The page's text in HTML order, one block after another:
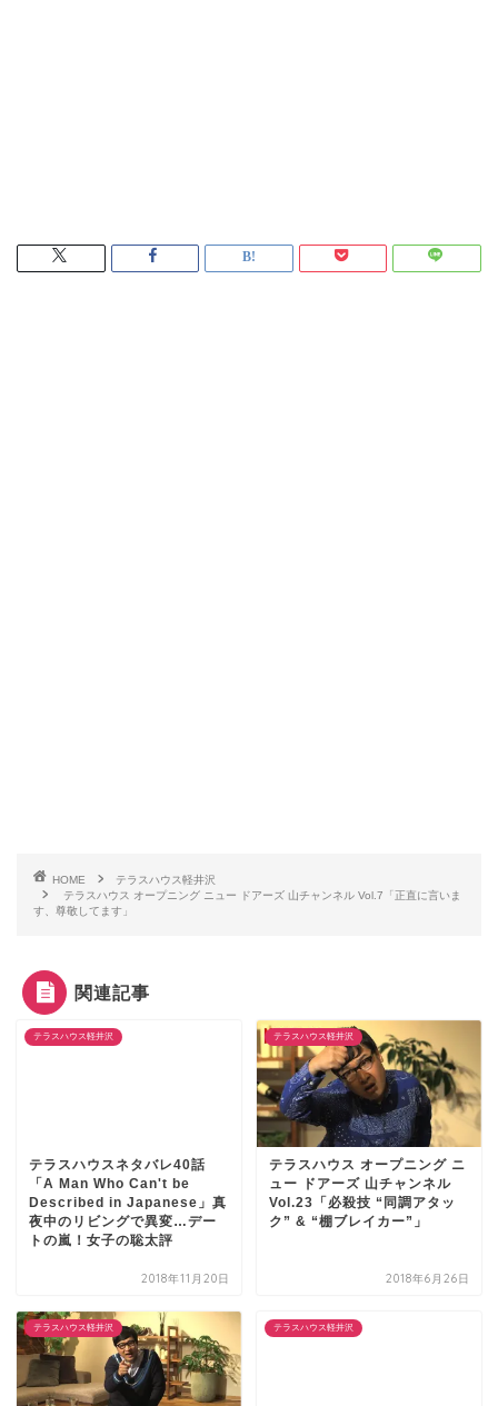
HOME
テラスハウス軽井沢
テラスハウス オープニング ニュー ドアーズ 山チャンネル Vol.7「正直に言いま
す、尊敬してます」
関連記事
テラスハウス軽井沢
テラスハウスネタバレ40話
「A Man Who Can't be
Described in Japanese」真
夜中のリビングで異変…デー
トの嵐！女子の聡太評
2018年11月20日
テラスハウス軽井沢
テラスハウス オープニング ニ
ュー ドアーズ 山チャンネル
Vol.23「必殺技 “同調アタッ
ク” & “棚ブレイカー”」
2018年6月26日
テラスハウス軽井沢 テラスハウス軽井沢